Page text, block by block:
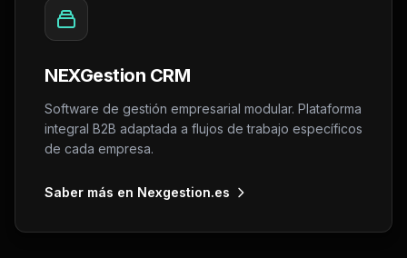
NEXGestion CRM
Software de gestión empresarial modular. Plataforma
integral B2B adaptada a flujos de trabajo específicos
de cada empresa.
Saber más en Nexgestion.es